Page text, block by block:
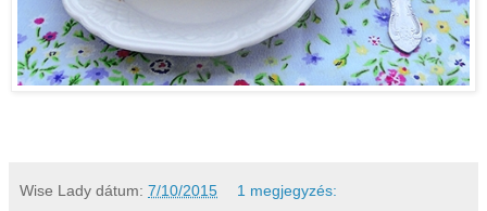
Wise Lady dátum: 7/10/2015 1 megjegyzés: